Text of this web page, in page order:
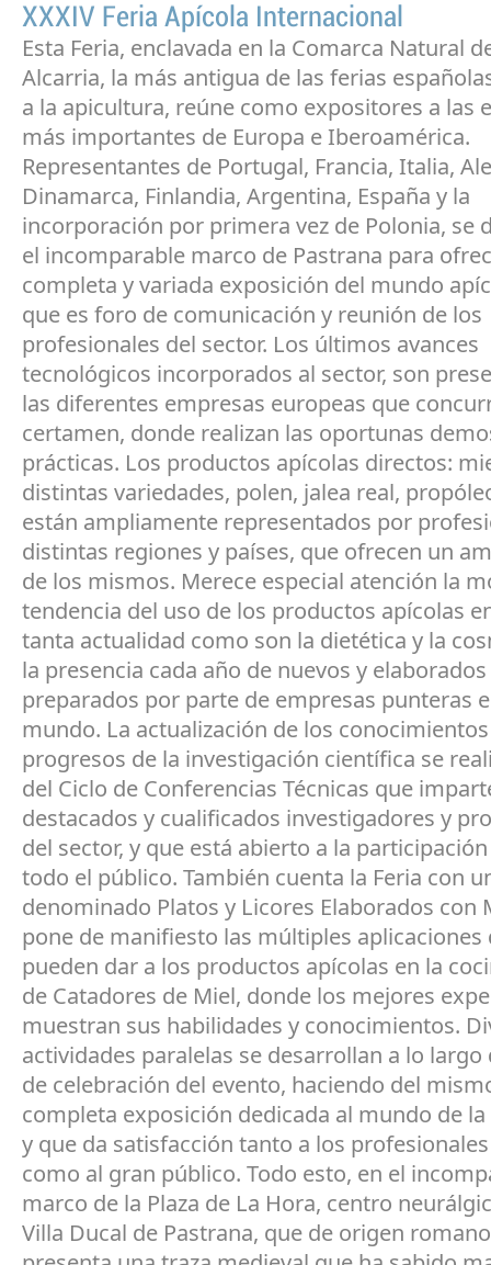
XXXIV Feria Apícola Internacional
Esta Feria, enclavada en la Comarca Natural
Alcarria, la más antigua de las ferias
a la apicultura, reúne como expositores a las
más importantes de Europa e Iberoamérica.
Representantes de Portugal, Francia, Italia,
Dinamarca, Finlandia, Argentina, España y la
incorporación por primera vez de Polonia, se
el incomparable marco de Pastrana para
completa y variada exposición del mundo
que es foro de comunicación y reunión de los
profesionales del sector. Los últimos avances
tecnológicos incorporados al sector, son
las diferentes empresas europeas que
certamen, donde realizan las oportunas
prácticas. Los productos apícolas directos:
distintas variedades, polen, jalea real,
están ampliamente representados por
distintas regiones y países, que ofrecen un
de los mismos. Merece especial atención la
tendencia del uso de los productos apícolas
tanta actualidad como son la dietética y la
la presencia cada año de nuevos y elaborados
preparados por parte de empresas punteras
mundo. La actualización de los
progresos de la investigación científica se
del Ciclo de Conferencias Técnicas que
destacados y cualificados investigadores y
del sector, y que está abierto a la
todo el público. También cuenta la Feria con
denominado Platos y Licores Elaborados con
pone de manifiesto las múltiples aplicaciones
pueden dar a los productos apícolas en la
de Catadores de Miel, donde los mejores
muestran sus habilidades y conocimientos.
actividades paralelas se desarrollan a lo largo
de celebración del evento, haciendo del
completa exposición dedicada al mundo de
y que da satisfacción tanto a los
como al gran público. Todo esto, en el
marco de la Plaza de La Hora, centro
Villa Ducal de Pastrana, que de origen